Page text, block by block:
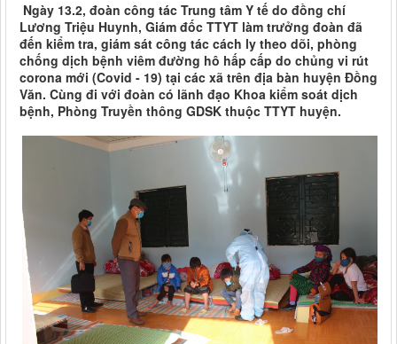
Ngày 13.2, đoàn công tác Trung tâm Y tế do đồng chí
Lương Triệu Huynh, Giám đốc TTYT làm trưởng đoàn đã
đến kiểm tra, giám sát công tác cách ly theo dõi, phòng
chống dịch bệnh viêm đường hô hấp cấp do chủng vi rút
corona mới (Covid - 19) tại các xã trên địa bàn huyện Đồng
Văn. Cùng đi với đoàn có lãnh đạo Khoa kiểm soát dịch
bệnh, Phòng Truyền thông GDSK thuộc TTYT huyện.